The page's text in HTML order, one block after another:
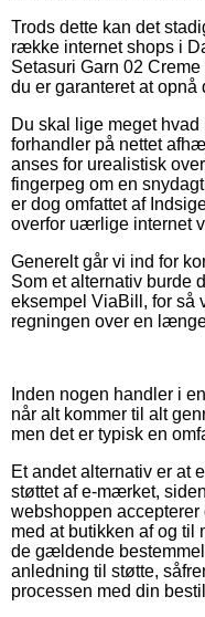
Trods dette kan det
række internet shops i
Setasuri Garn 02
du er garanteret at
Du skal lige meget
forhandler på nettet
anses for urealistisk
fingerpeg om en
er dog omfattet af
overfor uærlige internet
Generelt går vi ind for
Som et alternativ burde
eksempel ViaBill, for så
regningen over en
Inden nogen handler i
når alt kommer til alt
men det er typisk en
Et andet alternativ er at
støttet af e-mærket,
webshoppen
med at butikken af og til
de gældende
anledning til støtte,
processen med din